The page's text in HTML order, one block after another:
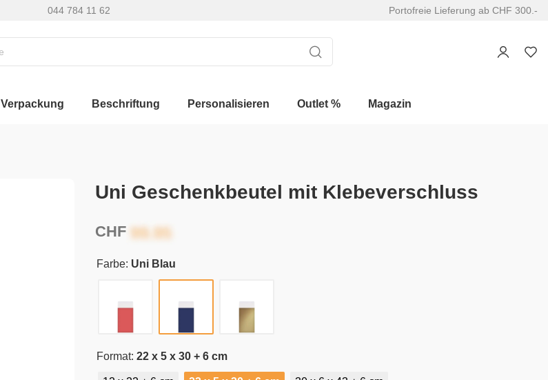
044 784 11 62 Portofreie Lieferung ab CHF 300.-
Verpackung Beschriftung Personalisieren Outlet % Magazin
Uni Geschenkbeutel mit Klebeverschluss
CHF
Farbe: Uni Blau
Format: 22 x 5 x 30 + 6 cm